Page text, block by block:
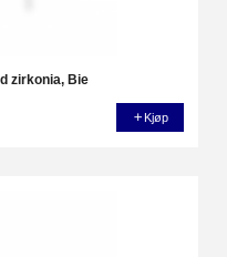
zirkonia, Bie
Kjøp